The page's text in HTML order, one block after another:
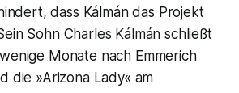
dass Kálmán das Projekt
Sohn Charles Kálmán schließt
Monate nach Emmerich
die »Arizona Lady« am